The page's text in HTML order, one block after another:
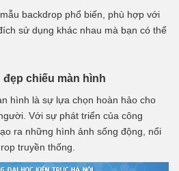
backdrop phổ biến, phù hợp với
sử dụng khác nhau mà bạn có thể
chiếu màn hình
hình là sự lựa chọn hoàn hảo cho
Với sự phát triển của công
ra những hình ảnh sống động, nổi
truyền thống.